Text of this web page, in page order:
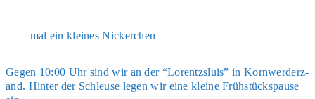
mal ein klei­nes Nicker­chen
Gegen 10:00 Uhr sind wir an der “Lorentz­slu­is” in Korn­wer­der­z­
and. Hin­ter der Schleu­se legen wir eine klei­ne Früh­stücks­pau­se